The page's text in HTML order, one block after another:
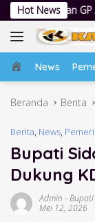
Langsung
ke
konten
Hot News
Jatim Jalin
Home
News
Beranda Berita
Berita, News,
Bupati
Dukung
Admin -Bupati
Mei 12, 2026